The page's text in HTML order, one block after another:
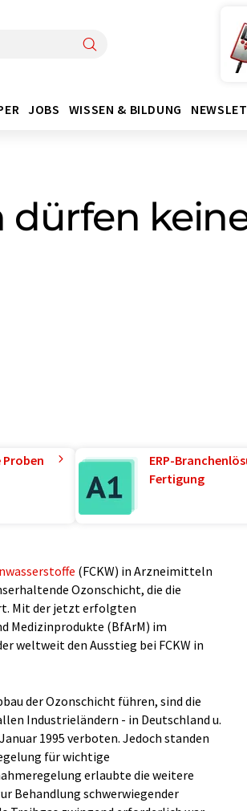
JOBS WISSEN & BILDUNG
ERP-
Fertigung
(FCKW) in Arzneimitteln
Ozonschicht, die die
Mit der jetzt erfolgten
Medizinprodukte (BfArM) im
weltweit den Ausstieg bei FCKW in
der Ozonschicht führen, sind die
Industrieländern - in Deutschland u.
1995 verboten. Jedoch standen
für wichtige
erlaubte die weitere
Behandlung schwerwiegender